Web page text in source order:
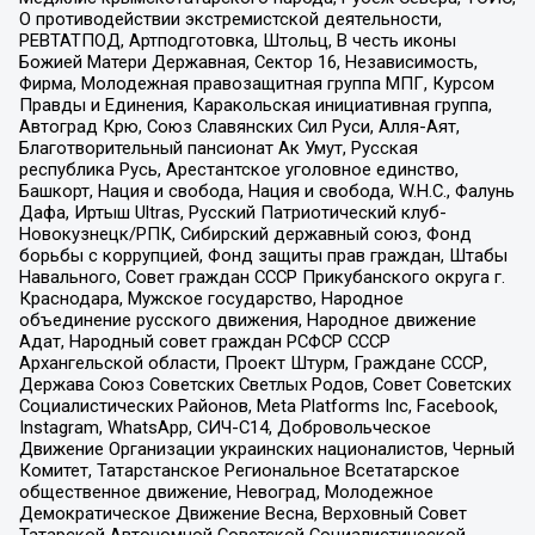
О противодействии экстремистской деятельности,
РЕВТАТПОД, Артподготовка, Штольц, В честь иконы
Божией Матери Державная, Сектор 16, Независимость,
Фирма, Молодежная правозащитная группа МПГ, Курсом
Правды и Единения, Каракольская инициативная группа,
Автоград Крю, Союз Славянских Сил Руси, Алля-Аят,
Благотворительный пансионат Ак Умут, Русская
республика Русь, Арестантское уголовное единство,
Башкорт, Нация и свобода, Нация и свобода, W.H.С., Фалунь
Дафа, Иртыш Ultras, Русский Патриотический клуб-
Новокузнецк/РПК, Сибирский державный союз, Фонд
борьбы с коррупцией, Фонд защиты прав граждан, Штабы
Навального, Совет граждан СССР Прикубанского округа г.
Краснодара, Мужское государство, Народное
объединение русского движения, Народное движение
Адат, Народный совет граждан РСФСР СССР
Архангельской области, Проект Штурм, Граждане СССР,
Держава Союз Советских Светлых Родов, Совет Советских
Социалистических Районов, Meta Platforms Inc, Facebook,
Instagram, WhatsApp, СИЧ-С14, Добровольческое
Движение Организации украинских националистов, Черный
Комитет, Татарстанское Региональное Всетатарское
общественное движение, Невоград, Молодежное
Демократическое Движение Весна, Верховный Совет